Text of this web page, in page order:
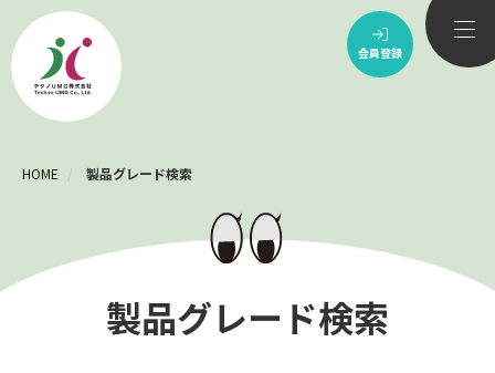
会員登録
技術紹介
HOME 製品グレード検索
製品グレード検索